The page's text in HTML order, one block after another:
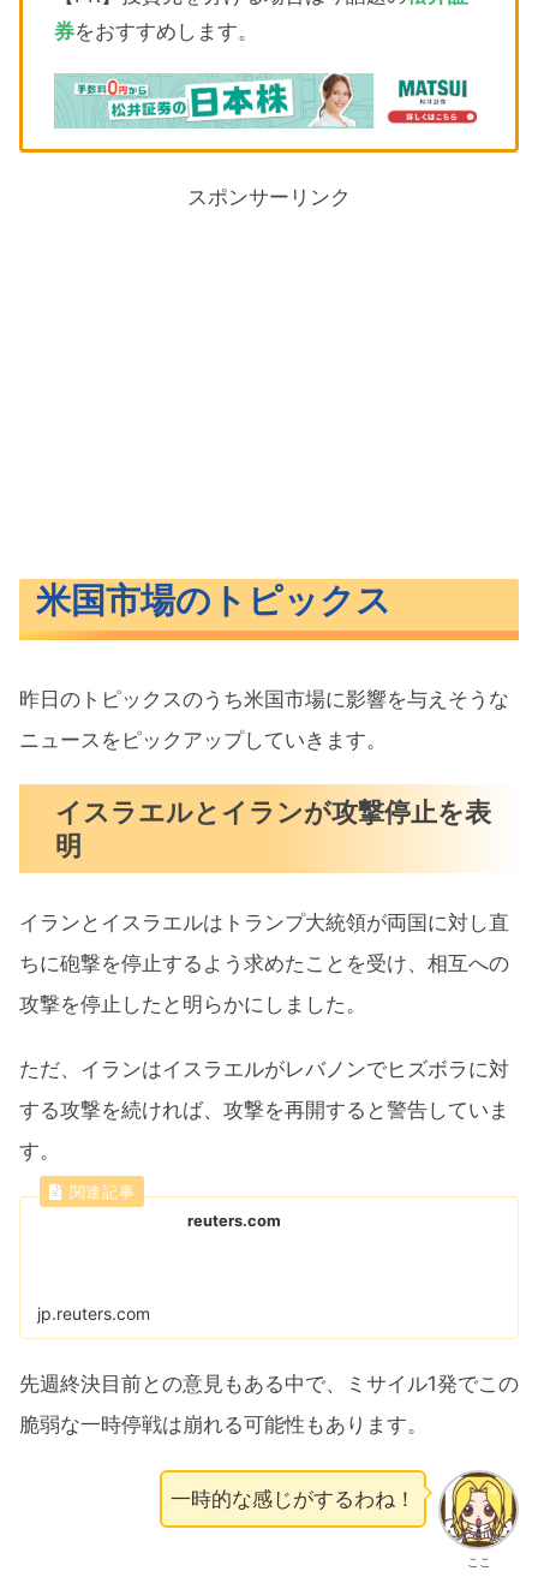
券をおすすめします。
スポンサーリンク
米国市場のトピックス
昨日のトピックスのうち米国市場に影響を与えそうな
ニュースをピックアップしていきます。
イスラエルとイランが攻撃停止を表
明
イランとイスラエルはトランプ大統領が両​国に対し直
ちに砲撃を停止するよう求めたことを受け、相‌互への
攻撃を停止したと明らかにしました。
ただ、イランはイスラエルがレバノンでヒズボラに対
する攻撃を続ければ、攻撃を再開する​と警告していま
す。
reuters.com
jp.reuters.com
先週終決目前との意見もある中で、ミサイル1発でこの
脆弱な一時停戦は崩れる可能性もあります。
ここ
一時的な感じがするわね！